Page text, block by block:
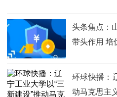
头条焦点：
带头作用 培
环球快播：
动马克思主